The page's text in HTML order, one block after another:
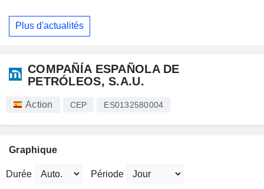
Plus d'actualités
COMPAÑÍA ESPAÑOLA DE
PETRÓLEOS, S.A.U.
Action CEP ES0132580004
Graphique
Durée Période